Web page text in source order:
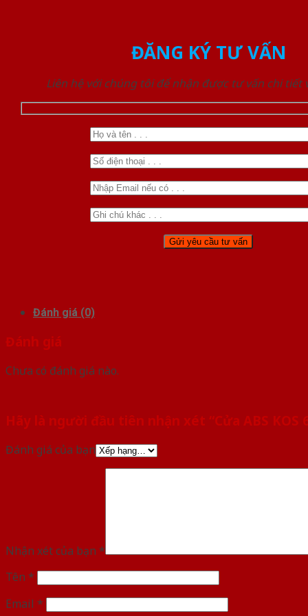
ĐĂNG KÝ TƯ VẤN
Liên hệ với chúng tôi để nhận được tư vấn chi tiết
Đánh giá (0)
Đánh giá
Chưa có đánh giá nào.
Hãy là người đầu tiên nhận xét “Cửa ABS KOS
Đánh giá của bạn
Nhận xét của bạn *
Tên *
Email *